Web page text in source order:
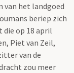
van het landgoed
beriep zich
die op 18 april
Piet van Zeil,
van de
zou meer